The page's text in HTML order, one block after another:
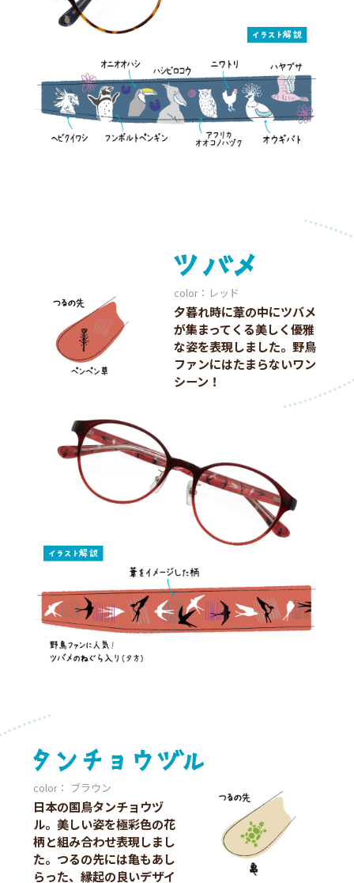
color：レッド
夕暮れ時に葦の中にツバメ
が集まってくる美しく優雅
な姿を表現しました。野鳥
ファンにはたまらないワン
シーン！
color： ブラウン
日本の国鳥タンチョウヅ
ル。美しい姿を極彩色の花
柄と組み合わせ表現しまし
た。つるの先には亀もあし
らった、縁起の良いデザイ